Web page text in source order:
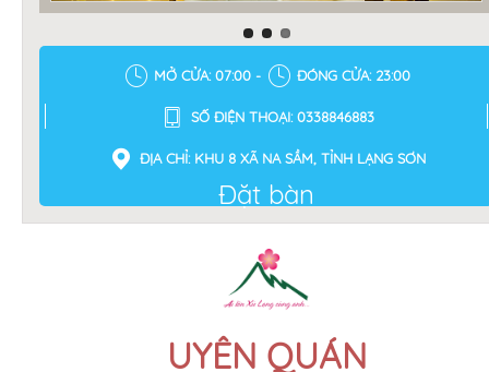
MỞ CỬA: 07:00 - ĐÓNG CỬA: 23:00
SỐ ĐIỆN THOẠI: 0338846883
ĐỊA CHỈ: KHU 8 XÃ NA SẦM, TỈNH LẠNG SƠN
Đặt bàn
UYÊN QUÁN